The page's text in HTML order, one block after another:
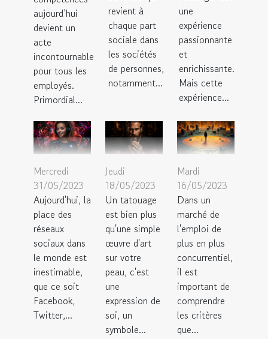
aujourd’hui
devient un
acte
incontournable
pour tous les
employés.
Primordial...
revient à
chaque part
sociale dans
les sociétés
de personnes,
notamment...
une
expérience
passionnante
et
enrichissante.
Mais cette
expérience...
Mercredi
31/05/2023
Aujourd'hui, la
place des
réseaux
sociaux dans
le monde est
inestimable,
que ce soit
Facebook,
Twitter,...
Jeudi
18/05/2023
Un tatouage
est bien plus
qu'une simple
œuvre d'art
sur votre
peau, c'est
une
expression de
soi, un
symbole...
Mardi
16/05/2023
Dans un
marché de
l'emploi de
plus en plus
concurrentiel,
il est
important de
comprendre
les critères
que...